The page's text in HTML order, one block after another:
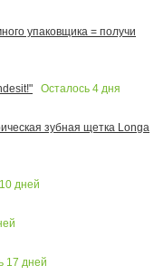
упаковщика = получи
Осталось 4 дня
зубная щетка Longa
10 дней
17 дней